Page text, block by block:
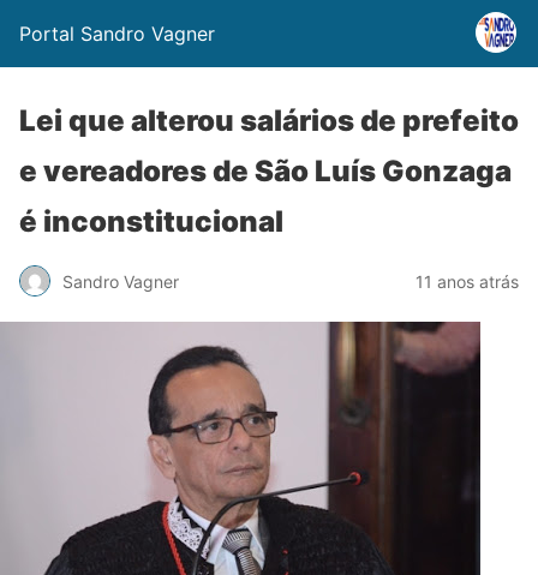
Portal Sandro Vagner
Lei que alterou salários de prefeito
e vereadores de São Luís Gonzaga
é inconstitucional
Sandro Vagner 11 anos atrás